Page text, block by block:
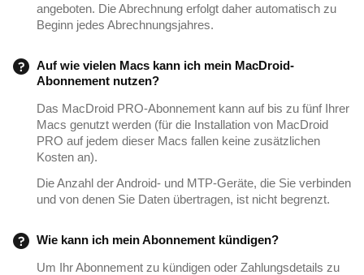
angeboten. Die Abrechnung erfolgt daher automatisch zu
Beginn jedes Abrechnungsjahres.
Auf wie vielen Macs kann ich mein MacDroid-
Abonnement nutzen?
Das MacDroid PRO-Abonnement kann auf bis zu fünf Ihrer
Macs genutzt werden (für die Installation von MacDroid
PRO auf jedem dieser Macs fallen keine zusätzlichen
Kosten an).
Die Anzahl der Android- und MTP-Geräte, die Sie verbinden
und von denen Sie Daten übertragen, ist nicht begrenzt.
Wie kann ich mein Abonnement kündigen?
Um Ihr Abonnement zu kündigen oder Zahlungsdetails zu